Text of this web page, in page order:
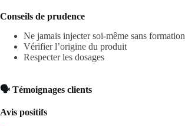
Conseils de prudence
Ne jamais injecter soi-même sans formation
Vérifier l’origine du produit
Respecter les dosages
🗣️ Témoignages clients
Avis positifs